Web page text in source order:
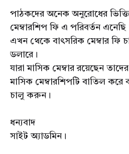
পাঠকদের অনেক অনুরোধের
মেম্বারশিপ ফি এ পরিবর্তন
এখন থেকে বাৎসরিক মেম্বার ফি
ডলারে।
যারা মাসিক মেম্বার রয়েছেন
মাসিক মেম্বারশিপটি বাতিল করে
চালু করুন।
ধন্যবাদ
সাইট অ্যাডমিন।